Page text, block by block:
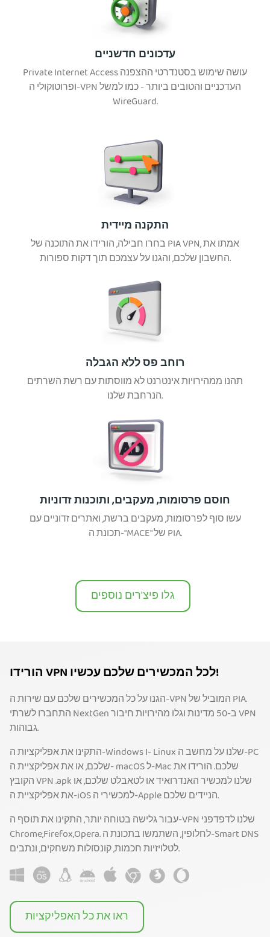
עדכונים חדשניים
Private Internet Access עושה שימוש בסטנדרטי ההצפנה
ופרוטוקולי ה-VPN העדכניים והטובים ביותר - כמו למשל
WireGuard.
התקנה מיידית
בחרו חבילה, הורידו את התוכנה של PIA VPN, אמתו את
החשבון שלכם, והגנו על עצמכם תוך דקות ספורות.
רוחב פס ללא הגבלה
תהנו ממהירויות אינטרנט לא מווסתות עם רשת השרתים
הנרחבת שלנו.
חוסם פרסומות, מעקבים, ותוכנות זדוניות
עשו סוף לפרסומות, מעקבים ברשת, ואתרים זדוניים עם
תכונת ה-"MACE" של PIA.
גלו פיצ'רים נוספים
הורידו VPN לכל המכשירים שלכם עכשיו!
הגנו על כל המכשירים שלכם עם שירות ה-VPN המוביל של PIA.
התחברו לשרתי NextGen ב-50 מדינות וגלו מהירויות חיבור VPN
גבוהות.
התקינו את אפליקציות ה-Windows ו- Linux שלנו על מחשב ה-PC
שלכם, או את אפליקציית ה- macOS ל-Mac שלכם. הורידו את
הקובץ VPN .apk שלנו למכשיר האנדרואיד או לטאבלט שלכם, או
את אפליקציית ה-iOS למכשירי ה-Apple הניידים שלכם.
עבור גלישה בטוחה יותר, התקינו את תוסף ה-VPN שלנו לדפדפני
Chrome,Firefox,Opera. לחלופין, השתמשו בתכונת ה-Smart DNS
לטלויזיות חכמות, קונסולות משחקים, ונתבים.
ראו את כל האפליקציות